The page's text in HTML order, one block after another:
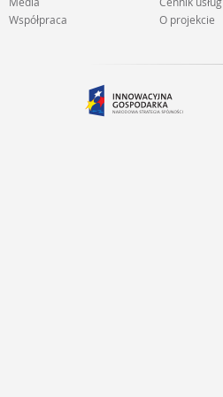
Współpraca
O projekcie